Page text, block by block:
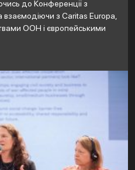
до Конференції з
взаємодіючи з Caritas Europa,
ООН і європейськими